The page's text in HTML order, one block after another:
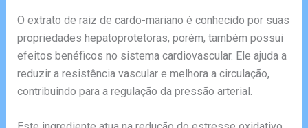
O extrato de raiz de cardo-mariano é conhecido por suas
propriedades hepatoprotetoras, porém, também possui
efeitos benéficos no sistema cardiovascular. Ele ajuda a
reduzir a resistência vascular e melhora a circulação,
contribuindo para a regulação da pressão arterial.